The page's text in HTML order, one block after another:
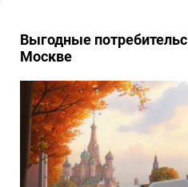
Выгодные
Москве